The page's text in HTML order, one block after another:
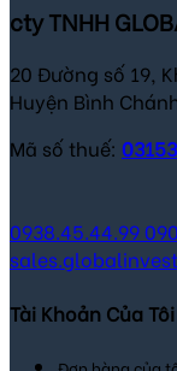
cty TNHH
20 Đường số 19,
Huyện Bình
Mã số thuế:
0938.45.44.99
Tài Khoản Của Tôi